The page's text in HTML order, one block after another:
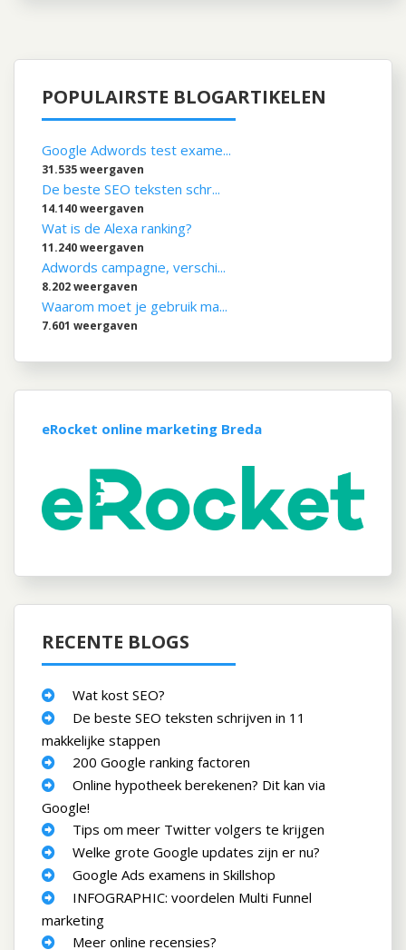
POPULAIRSTE BLOGARTIKELEN
Google Adwords test exame...
31.535 weergaven
De beste SEO teksten schr...
14.140 weergaven
Wat is de Alexa ranking?
11.240 weergaven
Adwords campagne, verschi...
8.202 weergaven
Waarom moet je gebruik ma...
7.601 weergaven
eRocket online marketing Breda
RECENTE BLOGS
Wat kost SEO?
De beste SEO teksten schrijven in 11
makkelijke stappen
200 Google ranking factoren
Online hypotheek berekenen? Dit kan via
Google!
Tips om meer Twitter volgers te krijgen
Welke grote Google updates zijn er nu?
Google Ads examens in Skillshop
INFOGRAPHIC: voordelen Multi Funnel
marketing
Meer online recensies?